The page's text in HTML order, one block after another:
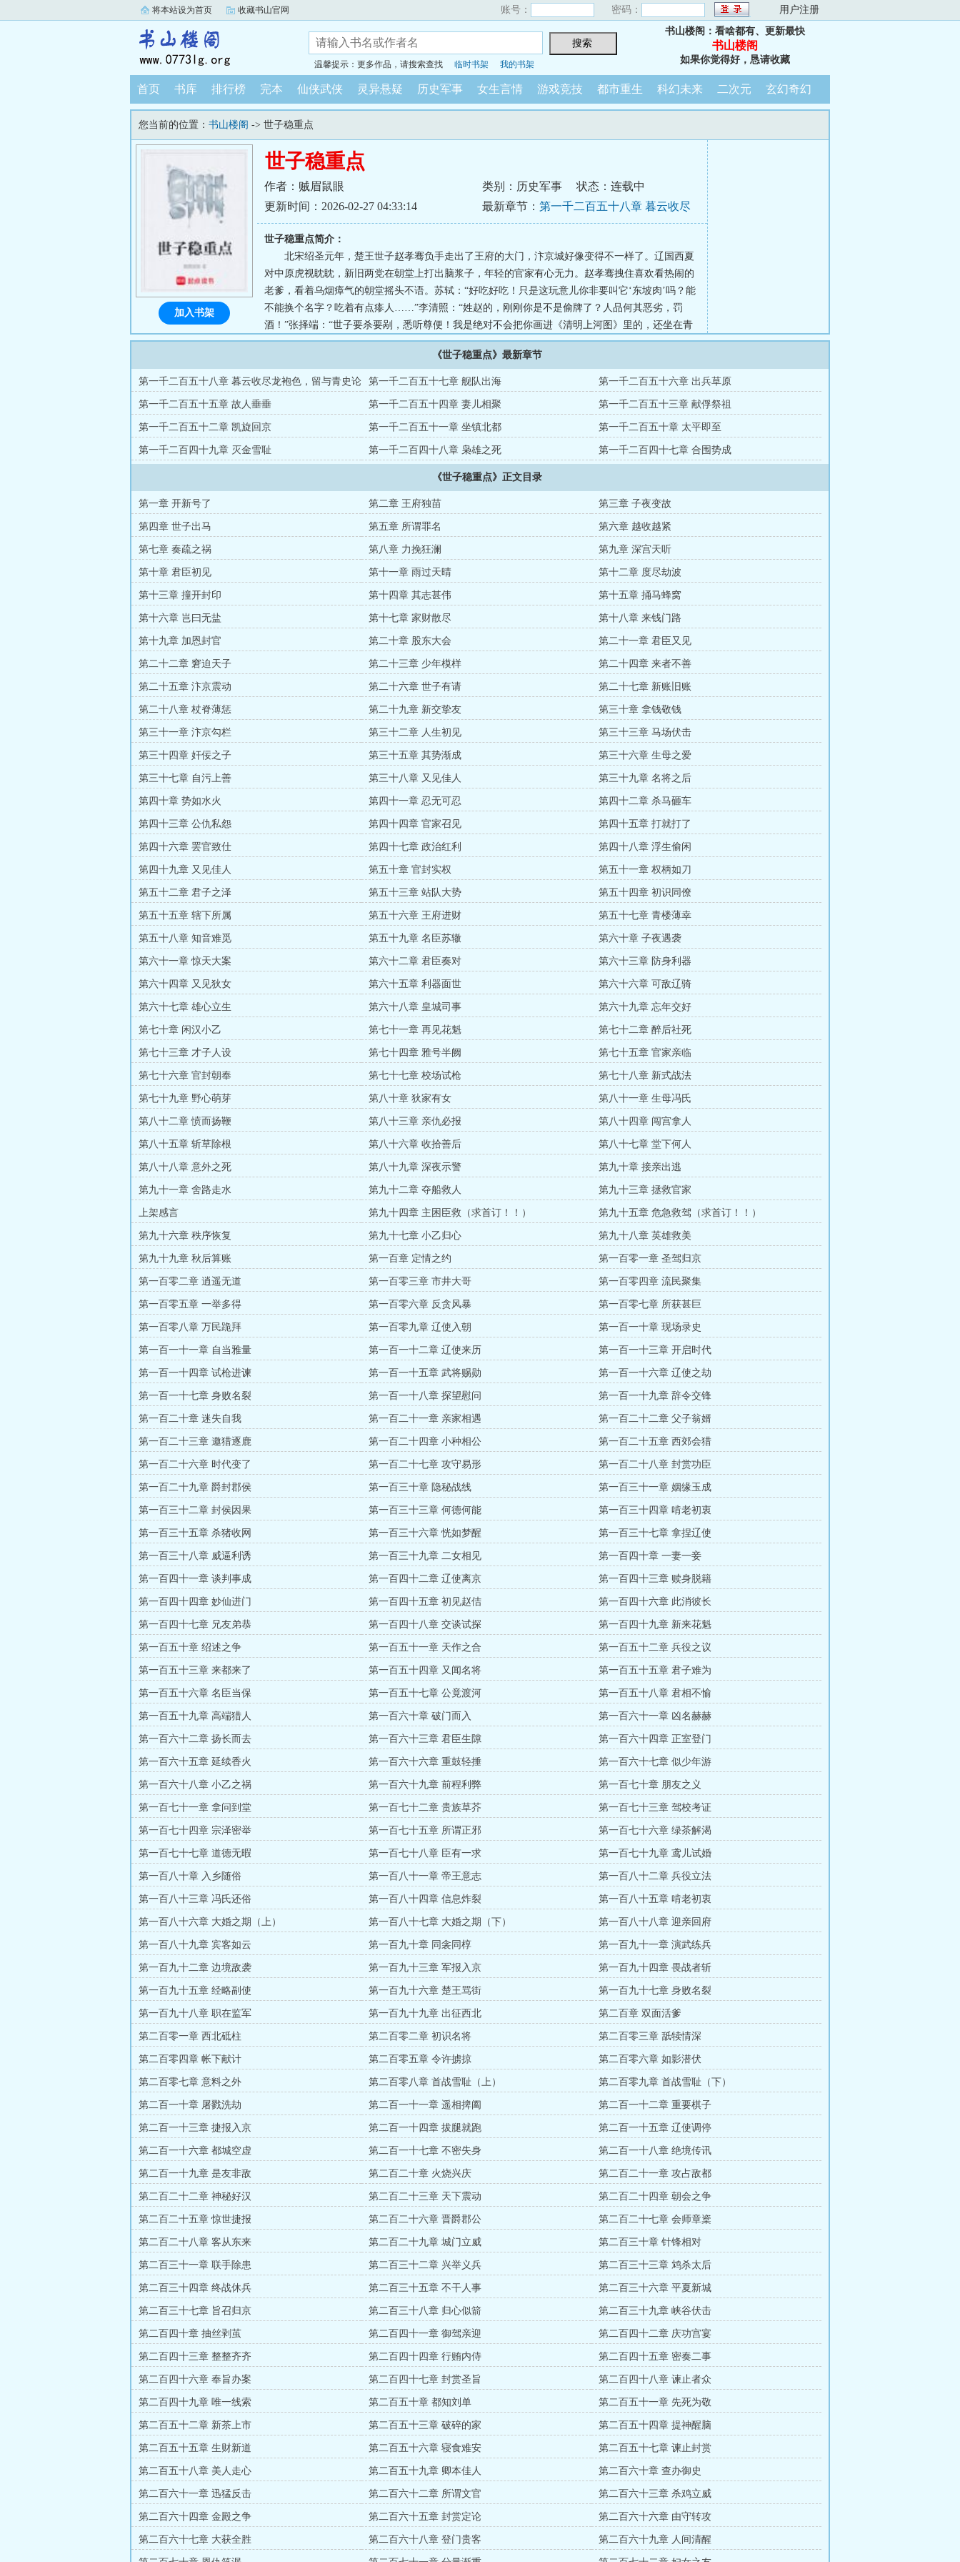
将本站设为首页 收藏书山官网 账号： 密码： 用户注册
温馨提示：更多作品，请搜索查找 临时书架 我的书架
书山楼阁：看啥都有、更新最快
书山楼阁
如果你觉得好，恳请收藏
首页 书库 排行榜 完本 仙侠武侠 灵异悬疑 历史军事 女生言情 游戏竞技 都市重生 科幻未来 二次元 玄幻奇幻
您当前的位置： 书山楼阁 -> 世子稳重点
世子稳重点
作者：贼眉鼠眼 类别：历史军事
状态：连载中
更新时间：2026-02-27 04:33:14
最新章节： 第一千二百五十八章 暮云收尽
龙袍色，留与青史论得失（大结局）
世子稳重点简介：
北宋绍圣元年，楚王世子赵孝骞负手走出了王府的大门，汴京城好像变得不一样了。辽国西夏
对中原虎视眈眈，新旧两党在朝堂上打出脑浆子，年轻的官家有心无力。赵孝骞拽住喜欢看热闹的
老爹，看着乌烟瘴气的朝堂摇头不语。苏轼：“好吃好吃！只是这玩意儿你非要叫它‘东坡肉’吗？能
不能换个名字？吃着有点瘆人……”李清照：“姓赵的，刚刚你是不是偷牌了？人品何其恶劣，罚
酒！”张择端：“世子要杀要剐，悉听尊便！我是绝对不会把你画进《清明上河图》里的，还坐在青
楼里左拥右抱，你要不要脸！”完颜阿骨打：“后背凉凉的，谁捅了我一刀？”某年某日，赵孝骞抬头
茫然四顾，哎？所谓的“弱宋”，好像没那么弱呀。可惜的是，官家似乎有点短命……...
加入书架
《世子稳重点》最新章节
第一千二百五十八章 暮云收尽龙袍色，留与青史论
得失（大结局）
第一千二百五十七章 舰队出海 第一千二百五十六章 出兵草原
第一千二百五十五章 故人垂垂 第一千二百五十四章 妻儿相聚 第一千二百五十三章 献俘祭祖
第一千二百五十二章 凯旋回京 第一千二百五十一章 坐镇北都 第一千二百五十章 太平即至
第一千二百四十九章 灭金雪耻 第一千二百四十八章 枭雄之死 第一千二百四十七章 合围势成
《世子稳重点》正文目录
第一章 开新号了 第二章 王府独苗 第三章 子夜变故
第四章 世子出马 第五章 所谓罪名 第六章 越收越紧
第七章 奏疏之祸 第八章 力挽狂澜 第九章 深宫天听
第十章 君臣初见 第十一章 雨过天晴 第十二章 度尽劫波
第十三章 撞开封印 第十四章 其志甚伟 第十五章 捅马蜂窝
第十六章 岂曰无盐 第十七章 家财散尽 第十八章 来钱门路
第十九章 加恩封官 第二十章 股东大会 第二十一章 君臣又见
第二十二章 窘迫天子 第二十三章 少年模样 第二十四章 来者不善
第二十五章 汴京震动 第二十六章 世子有请 第二十七章 新账旧账
第二十八章 杖脊薄惩 第二十九章 新交挚友 第三十章 拿钱敬钱
第三十一章 汴京勾栏 第三十二章 人生初见 第三十三章 马场伏击
第三十四章 奸佞之子 第三十五章 其势渐成 第三十六章 生母之爱
第三十七章 自污上善 第三十八章 又见佳人 第三十九章 名将之后
第四十章 势如水火 第四十一章 忍无可忍 第四十二章 杀马砸车
第四十三章 公仇私怨 第四十四章 官家召见 第四十五章 打就打了
第四十六章 罢官致仕 第四十七章 政治红利 第四十八章 浮生偷闲
第四十九章 又见佳人 第五十章 官封实权 第五十一章 权柄如刀
第五十二章 君子之泽 第五十三章 站队大势 第五十四章 初识同僚
第五十五章 辖下所属 第五十六章 王府进财 第五十七章 青楼薄幸
第五十八章 知音难觅 第五十九章 名臣苏辙 第六十章 子夜遇袭
第六十一章 惊天大案 第六十二章 君臣奏对 第六十三章 防身利器
第六十四章 又见狄女 第六十五章 利器面世 第六十六章 可敌辽骑
第六十七章 雄心立生 第六十八章 皇城司事 第六十九章 忘年交好
第七十章 闲汉小乙 第七十一章 再见花魁 第七十二章 醉后社死
第七十三章 才子人设 第七十四章 雅号半阙 第七十五章 官家亲临
第七十六章 官封朝奉 第七十七章 校场试枪 第七十八章 新式战法
第七十九章 野心萌芽 第八十章 狄家有女 第八十一章 生母冯氏
第八十二章 愤而扬鞭 第八十三章 亲仇必报 第八十四章 闯宫拿人
第八十五章 斩草除根 第八十六章 收拾善后 第八十七章 堂下何人
第八十八章 意外之死 第八十九章 深夜示警 第九十章 接亲出逃
第九十一章 舍路走水 第九十二章 夺船救人 第九十三章 拯救官家
上架感言 第九十四章 主困臣救（求首订！！） 第九十五章 危急救驾（求首订！！）
第九十六章 秩序恢复 第九十七章 小乙归心 第九十八章 英雄救美
第九十九章 秋后算账 第一百章 定情之约 第一百零一章 圣驾归京
第一百零二章 逍遥无道 第一百零三章 市井大哥 第一百零四章 流民聚集
第一百零五章 一举多得 第一百零六章 反贪风暴 第一百零七章 所获甚巨
第一百零八章 万民跪拜 第一百零九章 辽使入朝 第一百一十章 现场录史
第一百一十一章 自当雅量 第一百一十二章 辽使来历 第一百一十三章 开启时代
第一百一十四章 试枪进谏 第一百一十五章 武将赐勋 第一百一十六章 辽使之劫
第一百一十七章 身败名裂 第一百一十八章 探望慰问 第一百一十九章 辞令交锋
第一百二十章 迷失自我 第一百二十一章 亲家相遇 第一百二十二章 父子翁婿
第一百二十三章 邀猎逐鹿 第一百二十四章 小种相公 第一百二十五章 西郊会猎
第一百二十六章 时代变了 第一百二十七章 攻守易形 第一百二十八章 封赏功臣
第一百二十九章 爵封郡侯 第一百三十章 隐秘战线 第一百三十一章 姻缘玉成
第一百三十二章 封侯因果 第一百三十三章 何德何能 第一百三十四章 啃老初衷
第一百三十五章 杀猪收网 第一百三十六章 恍如梦醒 第一百三十七章 拿捏辽使
第一百三十八章 威逼利诱 第一百三十九章 二女相见 第一百四十章 一妻一妾
第一百四十一章 谈判事成 第一百四十二章 辽使离京 第一百四十三章 赎身脱籍
第一百四十四章 妙仙进门 第一百四十五章 初见赵佶 第一百四十六章 此消彼长
第一百四十七章 兄友弟恭 第一百四十八章 交谈试探 第一百四十九章 新来花魁
第一百五十章 绍述之争 第一百五十一章 天作之合 第一百五十二章 兵役之议
第一百五十三章 来都来了 第一百五十四章 又闻名将 第一百五十五章 君子难为
第一百五十六章 名臣当保 第一百五十七章 公竟渡河 第一百五十八章 君相不愉
第一百五十九章 高端猎人 第一百六十章 破门而入 第一百六十一章 凶名赫赫
第一百六十二章 扬长而去 第一百六十三章 君臣生隙 第一百六十四章 正室登门
第一百六十五章 延续香火 第一百六十六章 重鼓轻捶 第一百六十七章 似少年游
第一百六十八章 小乙之祸 第一百六十九章 前程利弊 第一百七十章 朋友之义
第一百七十一章 拿问到堂 第一百七十二章 贵族草芥 第一百七十三章 驾校考证
第一百七十四章 宗泽密举 第一百七十五章 所谓正邪 第一百七十六章 绿茶解渴
第一百七十七章 道德无暇 第一百七十八章 臣有一求 第一百七十九章 鸢儿试婚
第一百八十章 入乡随俗 第一百八十一章 帝王意志 第一百八十二章 兵役立法
第一百八十三章 冯氏还俗 第一百八十四章 信息炸裂 第一百八十五章 啃老初衷
第一百八十六章 大婚之期（上） 第一百八十七章 大婚之期（下） 第一百八十八章 迎亲回府
第一百八十九章 宾客如云 第一百九十章 同衾同椁 第一百九十一章 演武练兵
第一百九十二章 边境敌袭 第一百九十三章 军报入京 第一百九十四章 畏战者斩
第一百九十五章 经略副使 第一百九十六章 楚王骂街 第一百九十七章 身败名裂
第一百九十八章 职在监军 第一百九十九章 出征西北 第二百章 双面活爹
第二百零一章 西北砥柱 第二百零二章 初识名将 第二百零三章 舐犊情深
第二百零四章 帐下献计 第二百零五章 令许掳掠 第二百零六章 如影潜伏
第二百零七章 意料之外 第二百零八章 首战雪耻（上） 第二百零九章 首战雪耻（下）
第二百一十章 屠戮洗劫 第二百一十一章 遥相捭阖 第二百一十二章 重要棋子
第二百一十三章 捷报入京 第二百一十四章 拔腿就跑 第二百一十五章 辽使调停
第二百一十六章 都城空虚 第二百一十七章 不密失身 第二百一十八章 绝境传讯
第二百一十九章 是友非敌 第二百二十章 火烧兴庆 第二百二十一章 攻占敌都
第二百二十二章 神秘好汉 第二百二十三章 天下震动 第二百二十四章 朝会之争
第二百二十五章 惊世捷报 第二百二十六章 晋爵郡公 第二百二十七章 会师章楶
第二百二十八章 客从东来 第二百二十九章 城门立威 第二百三十章 针锋相对
第二百三十一章 联手除患 第二百三十二章 兴举义兵 第二百三十三章 鸩杀太后
第二百三十四章 终战休兵 第二百三十五章 不干人事 第二百三十六章 平夏新城
第二百三十七章 旨召归京 第二百三十八章 归心似箭 第二百三十九章 峡谷伏击
第二百四十章 抽丝剥茧 第二百四十一章 御驾亲迎 第二百四十二章 庆功宫宴
第二百四十三章 整整齐齐 第二百四十四章 行贿内侍 第二百四十五章 密奏二事
第二百四十六章 奉旨办案 第二百四十七章 封赏圣旨 第二百四十八章 谏止者众
第二百四十九章 唯一线索 第二百五十章 都知刘单 第二百五十一章 先死为敬
第二百五十二章 新茶上市 第二百五十三章 破碎的家 第二百五十四章 提神醒脑
第二百五十五章 生财新道 第二百五十六章 寝食难安 第二百五十七章 谏止封赏
第二百五十八章 美人走心 第二百五十九章 卿本佳人 第二百六十章 查办御史
第二百六十一章 迅猛反击 第二百六十二章 所谓文官 第二百六十三章 杀鸡立威
第二百六十四章 金殿之争 第二百六十五章 封赏定论 第二百六十六章 由守转攻
第二百六十七章 大获全胜 第二百六十八章 登门贵客 第二百六十九章 人间清醒